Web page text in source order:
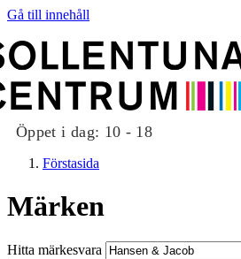
Gå till innehåll
Öppet i dag: 10 - 18
Butiker
Förstasida
Märken
Hitta märkesvara